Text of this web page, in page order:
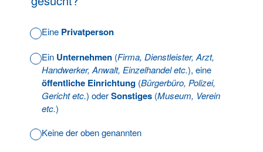
Eine Privatperson
Ein Unternehmen (Firma, Dienstleister, Arzt,
Handwerker, Anwalt, Einzelhandel etc.), eine
öffentliche Einrichtung (Bürgerbüro, Polizei,
Gericht etc.) oderSonstiges (Museum, Verein
etc.)
Keine der oben genannten